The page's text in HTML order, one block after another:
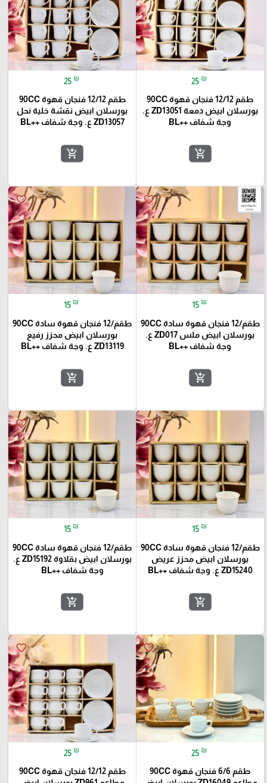
25 ₪
طقم 12/12 فنجان قهوة 90CC
بورسلان ابيض دمعة ZD13051 ع.
وجة شفاف ++BL
add_shopping_cart
25 ₪
طقم 12/12 فنجان قهوة 90CC
بورسلان ابيض نقشة خلية نحل
ZD13057 ع. وجة شفاف ++BL
add_shopping_cart
favorite_border
15 ₪
طقم/12 فنجان قهوة سادة 90CC
بورسلان ابيض ملس ZD017 ع.
وجة شفاف ++BL
add_shopping_cart
favorite_border
15 ₪
طقم/12 فنجان قهوة سادة 90CC
بورسلان ابيض محزز رفيع
ZD13119 ع. وجة شفاف ++BL
add_shopping_cart
favorite_border
15 ₪
طقم/12 فنجان قهوة سادة 90CC
بورسلان ابيض محزز عريض
ZD15240 ع. وجة شفاف ++BL
add_shopping_cart
favorite_border
15 ₪
طقم/12 فنجان قهوة سادة 90CC
بورسلان ابيض بقلاوة ZD15192 ع.
وجة شفاف ++BL
add_shopping_cart
favorite_border
25 ₪
طقم 6/6 فنجان قهوة 90CC
favorite_border
25 ₪
طقم 12/12 فنجان قهوة 90CC